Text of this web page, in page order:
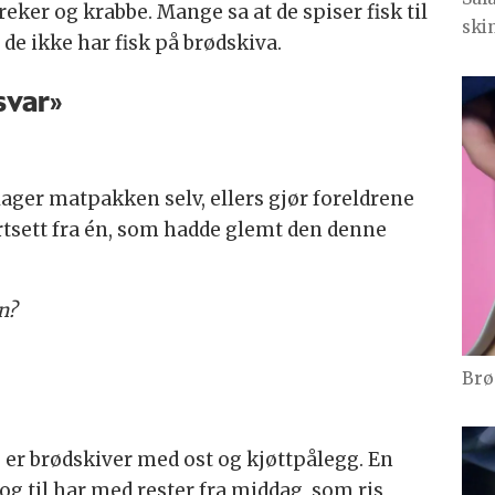
og krabbe. Mange sa at de spiser fisk til
ikke har fisk på brødskiva.
matpakken selv, ellers gjør foreldrene
fra én, som hadde glemt den denne
brødskiver med ost og kjøttpålegg. En